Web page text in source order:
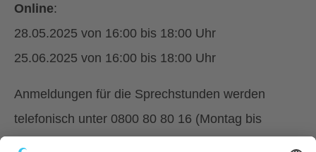
Online:
28.05.2025 von 16:00 bis 18:00 Uhr
25.06.2025 von 16:00 bis 18:00 Uhr
Anmeldungen für die Sprechstunden werden
telefonisch unter 0800 80 80 16 (Montag bis